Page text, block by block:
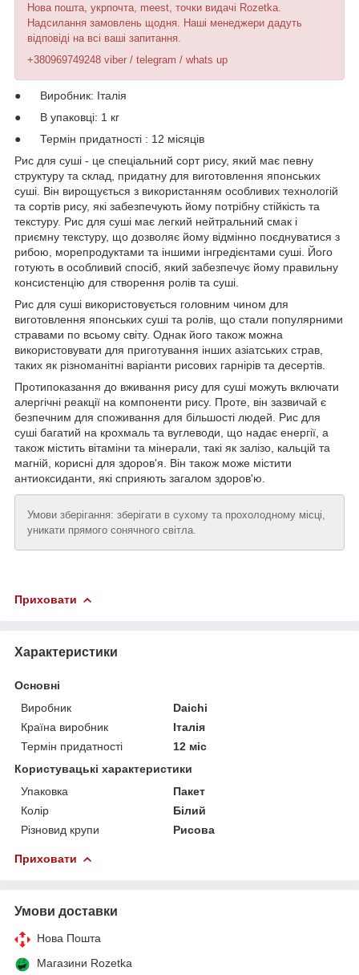
Нова пошта, укрпочта, meest, точки видачі Rozetka.
Надсилання замовлень щодня. Наші менеджери дадуть
відповіді на всі ваші запитання.
+380969749248 viber / telegram / whats up
● Виробник: Італія
● В упаковці: 1 кг
● Термін придатності : 12 місяців
Рис для суші - це спеціальний сорт рису, який має певну
структуру та склад, придатну для виготовлення японських
суші. Він вирощується з використанням особливих технологій
та сортів рису, які забезпечують йому потрібну стійкість та
текстуру. Рис для суші має легкий нейтральний смак і
приємну текстуру, що дозволяє йому відмінно поєднуватися з
рибою, морепродуктами та іншими інгредієнтами суші. Його
готують в особливий спосіб, який забезпечує йому правильну
консистенцію для створення ролів та суші.
Рис для суші використовується головним чином для
виготовлення японських суші та ролів, що стали популярними
стравами по всьому світу. Однак його також можна
використовувати для приготування інших азіатських страв,
таких як різноманітні варіанти рисових гарнірів та десертів.
Протипоказання до вживання рису для суші можуть включати
алергічні реакції на компоненти рису. Проте, він зазвичай є
безпечним для споживання для більшості людей. Рис для
суші багатий на крохмаль та вуглеводи, що надає енергії, а
також містить вітаміни та мінерали, такі як залізо, кальцій та
магній, корисні для здоров'я. Він також може містити
антиоксиданти, які сприяють загалом здоров'ю.
Умови зберігання: зберігати в сухому та прохолодному місці,
уникати прямого сонячного світла.
Приховати
Характеристики
Основні
Виробник
Daichi
Країна виробник
Італія
Термін придатності
12 міс
Користувацькі характеристики
Упаковка
Пакет
Колір
Білий
Різновид крупи
Рисова
Приховати
Умови доставки
Нова Пошта
Магазини Rozetka